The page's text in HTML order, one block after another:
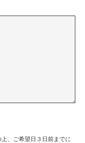
、ご希望日３日前までに